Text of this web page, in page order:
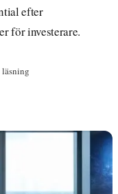
efter
för investerare.